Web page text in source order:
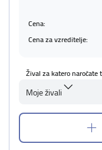
Cena:
Cena za vzreditelje:
Žival za katero naročate
Moje živali